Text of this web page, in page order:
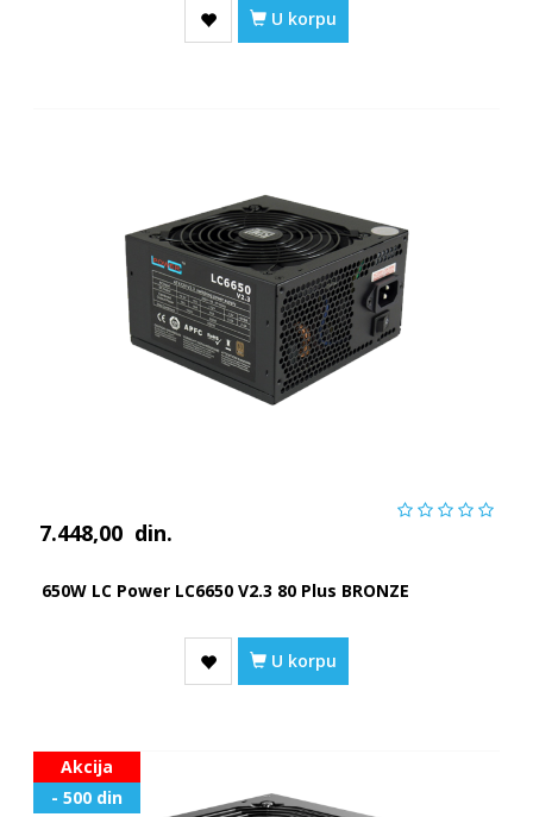
U korpu
7.448,00 din.
650W LC Power LC6650 V2.3 80 Plus BRONZE
U korpu
Akcija
- 500 din